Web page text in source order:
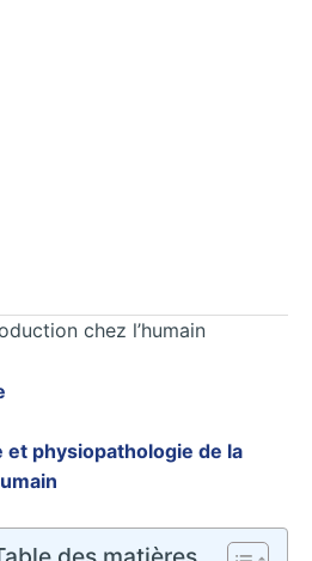
chez l’humain
et physiopathologie de la